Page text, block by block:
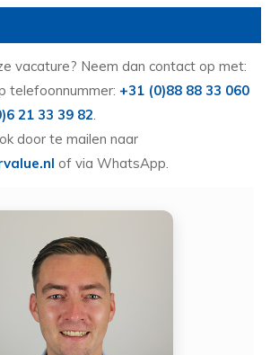
vacature? Neem dan contact op met:
telefoonnummer: +31 (0)88 88 33 060
21 33 39 82.
door te mailen naar
of via WhatsApp.